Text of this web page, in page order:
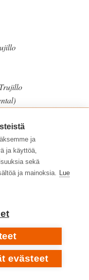
CELLOS
ja
ja käyttöä,
sekä
ja mainoksia. Lue
evästeet